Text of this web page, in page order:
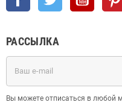
РАССЫЛКА
Вы можете отписаться в любой